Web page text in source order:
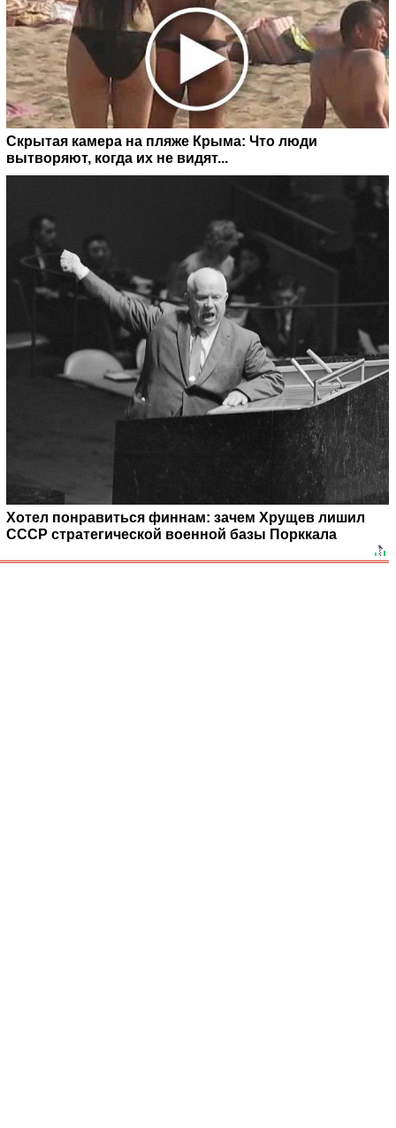
Скрытая камера на пляже Крыма: Что люди
вытворяют, когда их не видят...
Хотел понравиться финнам: зачем Хрущев лишил
СССР стратегической военной базы Порккала